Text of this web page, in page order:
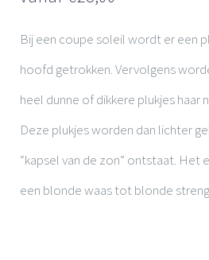
Bij een coupe soleil wordt er een
hoofd getrokken. Vervolgens
heel dunne of dikkere plukjes haar
Deze plukjes worden dan lichter
“kapsel van de zon” ontstaat. Het
een blonde waas tot blonde